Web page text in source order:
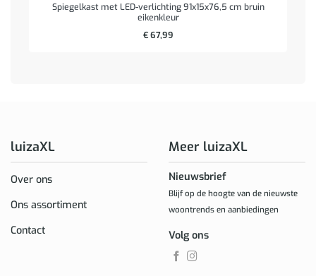
Spiegelkast met LED-verlichting 91x15x76,5 cm bruin
eikenkleur
€67,99
luizaXL
Over ons
Ons assortiment
Contact
Meer luizaXL
Nieuwsbrief
Blijf op de hoogte van de nieuwste
woontrends en aanbiedingen
Volg ons